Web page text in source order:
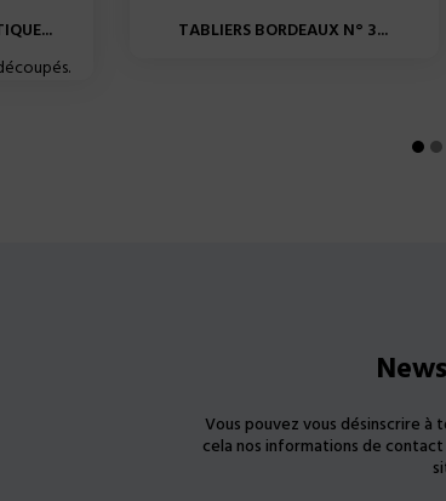
TABLIERS BORDEAUX N° 3...
Vous pouvez vous désinscrire
cela nos informations de